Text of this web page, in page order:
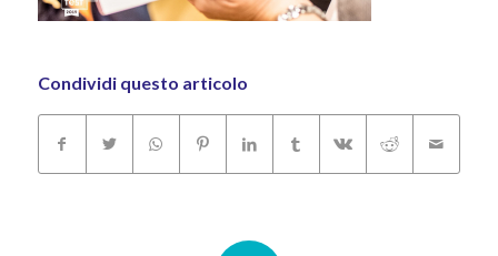
Condividi questo articolo